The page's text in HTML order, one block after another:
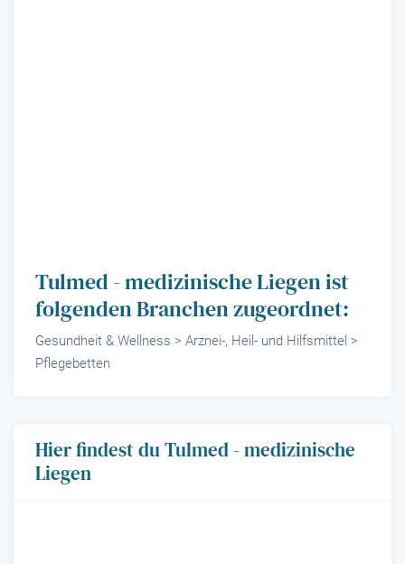
Tulmed - medizinische Liegen ist
folgenden Branchen zugeordnet:
Gesundheit & Wellness > Arznei-, Heil- und Hilfsmittel >
Pflegebetten
Hier findest du Tulmed - medizinische
Liegen